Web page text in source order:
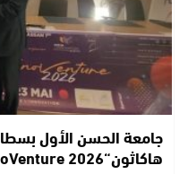
جامعة الحسن الأول
هاكاثون“InnoVenture 2026” لتعزيز الابتكار…